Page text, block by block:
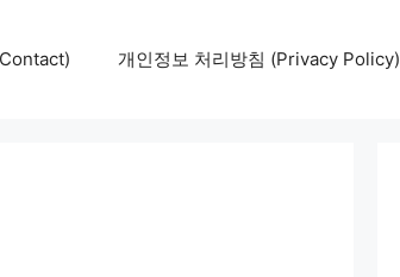
개인정보 처리방침 (Privacy Policy)